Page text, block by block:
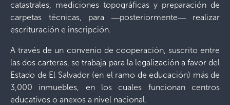
catastrales, mediciones topográficas y preparación de
carpetas técnicas, para ―posteriormente― realizar
escrituración e inscripción.
A través de un convenio de cooperación, suscrito entre
las dos carteras, se trabaja para la legalización a favor del
Estado de El Salvador (en el ramo de educación) más de
3,000 inmuebles, en los cuales funcionan centros
educativos o anexos a nivel nacional.